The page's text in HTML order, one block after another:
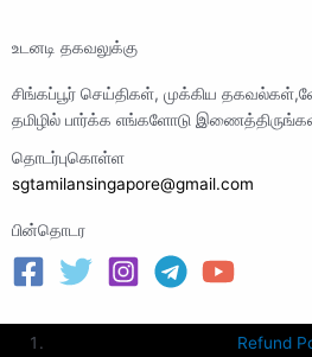
உடனடி தகவலுக்கு
சிங்கப்பூர் செய்திகள், முக்கிய
தமிழில் பார்க்க எங்களோடு
தொடர்புகொள்ள
sgtamilansingapore@gmail.com
பின்தொடர
Refund